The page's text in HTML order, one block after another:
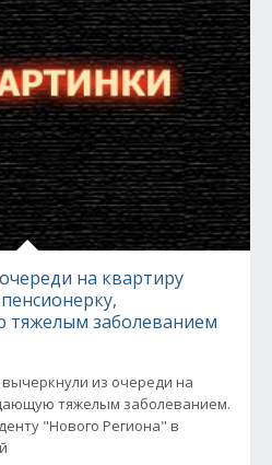
на квартиру
заболеванием
из очереди на
тяжелым заболеванием.
"Нового Региона" в